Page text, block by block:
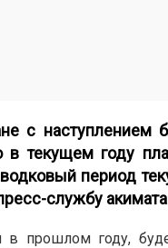
с наступлением
в текущем году
период
службу
в прошлом году,